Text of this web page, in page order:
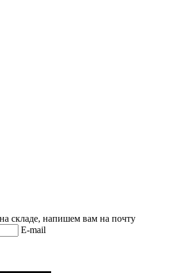
складе, напишем вам на почту
E-mail